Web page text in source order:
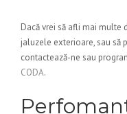
Dacă vrei să afli mai multe
jaluzele exterioare, sau să
contactează-ne sau
CODA.